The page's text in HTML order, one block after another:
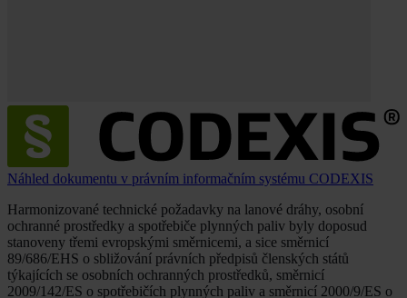
Náhled dokumentu v právním informačním systému CODEXIS
Harmonizované technické požadavky na lanové dráhy, osobní
ochranné prostředky a spotřebiče plynných paliv byly doposud
stanoveny třemi evropskými směrnicemi, a sice směrnicí
89/686/EHS o sbližování právních předpisů členských států
týkajících se osobních ochranných prostředků, směrnicí
2009/142/ES o spotřebičích plynných paliv a směrnicí 2000/9/ES o